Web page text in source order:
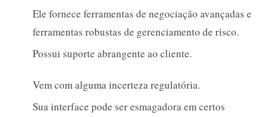
Ele fornece ferramentas de negociação avançadas e
ferramentas robustas de gerenciamento de risco.
Possui suporte abrangente ao cliente.
Vem com alguma incerteza regulatória.
Sua interface pode ser esmagadora em certos